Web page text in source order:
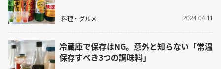
料理・グルメ 2024.04.11
冷蔵庫で保存はNG。意外と知らない「常温
保存すべき3つの調味料」